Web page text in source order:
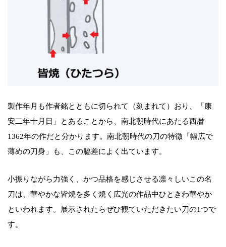
製作年月も作者銘とともに切られて（刻まれて）おり、「康
安二年十月日」とあることから、南北朝時代にあたる西暦
1362年の作だと分かります。南北朝時代の刀の特徴「幅広で
薄めの刀身」も、この脇差によく出ています。
小振りながら力強く、かつ品格を感じさせる凛々しいこの名
刀は、華やかな皆焼を多く焼く広光の作品中ひときわ華やか
といわれます。展示されたらぜひ観ていただきたい刀の1つで
す。